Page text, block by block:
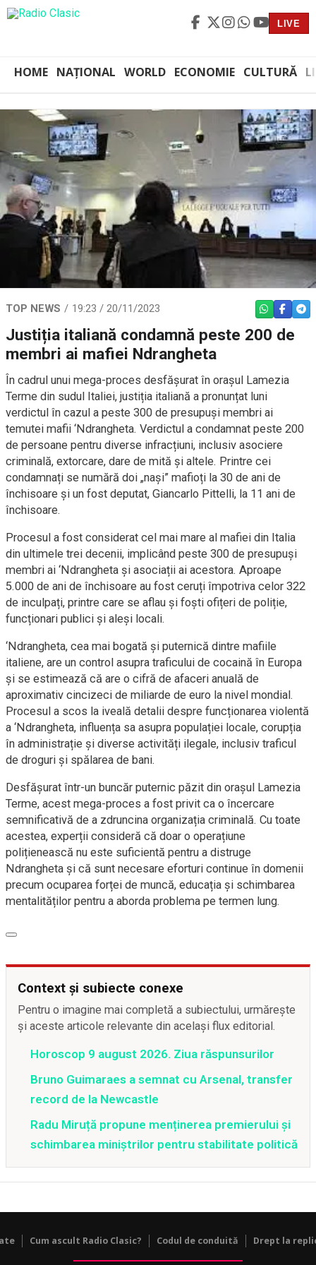
LIVE
HOME NAȚIONAL WORLD ECONOMIE CULTURĂ
TOP NEWS 19:23 / 20/11/2023 WHATSAPP
Justiția italiană condamnă peste 200 de
membri ai mafiei Ndrangheta
În cadrul unui mega-proces desfășurat în orașul Lamezia
Terme din sudul Italiei, justiția italiană a pronunțat luni
verdictul în cazul a peste 300 de presupuși membri ai
temutei mafii ‘Ndrangheta. Verdictul a condamnat peste 200
de persoane pentru diverse infracțiuni, inclusiv asociere
criminală, extorcare, dare de mită și altele. Printre cei
condamnați se numără doi „nași” mafioți la 30 de ani de
închisoare și un fost deputat, Giancarlo Pittelli, la 11 ani de
închisoare.
Procesul a fost considerat cel mai mare al mafiei din Italia
din ultimele trei decenii, implicând peste 300 de presupuși
membri ai ‘Ndrangheta și asociații ai acestora. Aproape
5.000 de ani de închisoare au fost ceruți împotriva celor 322
de inculpați, printre care se aflau și foști ofițeri de poliție,
funcționari publici și aleși locali.
‘Ndrangheta, cea mai bogată și puternică dintre mafiile
italiene, are un control asupra traficului de cocaină în Europa
și se estimează că are o cifră de afaceri anuală de
aproximativ cincizeci de miliarde de euro la nivel mondial.
Procesul a scos la iveală detalii despre funcționarea violentă
a ‘Ndrangheta, influența sa asupra populației locale, corupția
în administrație și diverse activități ilegale, inclusiv traficul
de droguri și spălarea de bani.
Desfășurat într-un buncăr puternic păzit din orașul Lamezia
Terme, acest mega-proces a fost privit ca o încercare
semnificativă de a zdruncina organizația criminală. Cu toate
acestea, experții consideră că doar o operațiune
polițienească nu este suficientă pentru a distruge
Ndrangheta și că sunt necesare eforturi continue în domenii
precum ocuparea forței de muncă, educația și schimbarea
mentalităților pentru a aborda problema pe termen lung.
Context și subiecte conexe
Pentru o imagine mai completă a subiectului, urmărește
și aceste articole relevante din același flux editorial.
Horoscop 9 august 2026. Ziua răspunsurilor
Bruno Guimaraes a semnat cu Arsenal, transfer
record de la Newcastle
Radu Miruță propune menținerea premierului și
schimbarea miniștrilor pentru stabilitate politică
Cum ascult Radio Clasic? Codul de conduită Drept la